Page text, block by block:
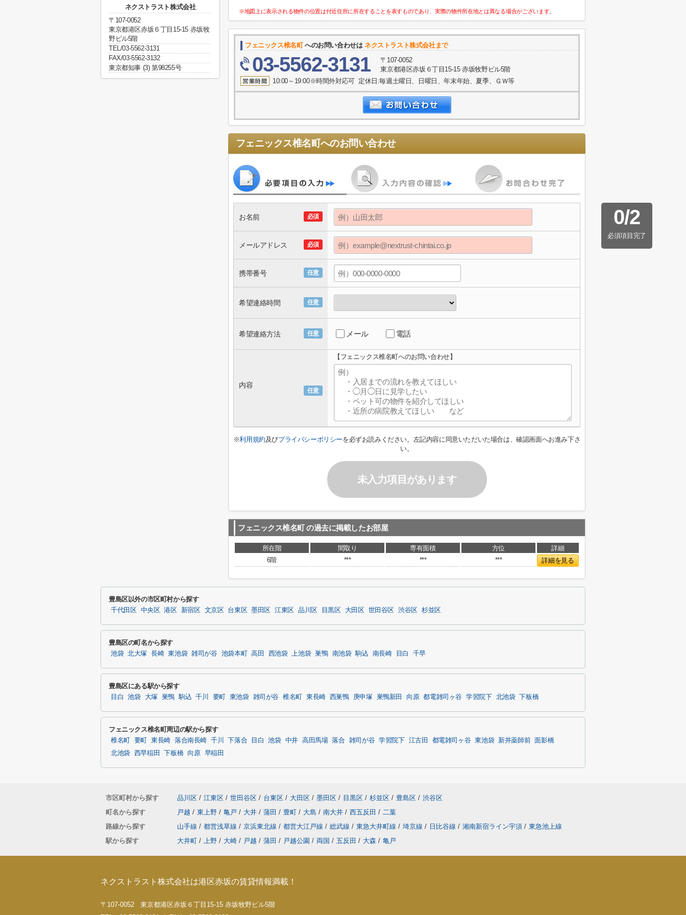
※地図上に表示される物件の位置は付近住所に所在することを表すものであり、実際の物件所在地とは異なる場合がございます。
フェニックス椎名町へのお問い合わせはネクストラスト株式会社まで
03-5562-3131
〒107-0052
東京都港区赤坂６丁目15-15 赤坂牧野ビル5階
10:00～19:00※時間外対応可 定休日:毎週土曜日、日曜日、年末年始、夏季、ＧＷ等
フェニックス椎名町へのお問い合わせ
0/2
必須項目完了
必須
お名前
必須
メールアドレス
任意
携帯番号
任意
希望連絡時間
任意
希望連絡方法 メール 電話
任意
内容
【フェニックス椎名町へのお問い合わせ】
※利用規約及びプライバシーポリシーを必ずお読みください。左記内容に同意いただいた場合は、確認画面へお進み下さ
い。
未入力項目があります
フェニックス椎名町の過去に掲載したお部屋
所在階 間取り 専有面積 方位
詳細
6階
*** *** *** 詳細を見る
ネクストラスト株式会社
〒107-0052
東京都港区赤坂６丁目15-15 赤坂牧
野ビル5階
TEL/03-5562-3131
FAX/03-5562-3132
東京都知事 (3) 第98255号
豊島区以外の市区町村から探す
千代田区 中央区 港区 新宿区 文京区 台東区 墨田区 江東区 品川区 目黒区 大田区 世田谷区 渋谷区 杉並区
豊島区の町名から探す
池袋 北大塚 長崎 東池袋 雑司が谷 池袋本町 高田 西池袋 上池袋 巣鴨 南池袋 駒込 南長崎 目白 千早
豊島区にある駅から探す
目白 池袋 大塚 巣鴨 駒込 千川 要町 東池袋 雑司が谷 椎名町 東長崎 西巣鴨 庚申塚 巣鴨新田 向原 都電雑司ヶ谷 学習院下 北池袋 下板橋
フェニックス椎名町周辺の駅から探す
椎名町 要町 東長崎 落合南長崎 千川 下落合 目白 池袋 中井 高田馬場 落合 雑司が谷 学習院下 江古田 都電雑司ヶ谷 東池袋 新井薬師前
面影橋
北池袋
西早稲田 下板橋 向原 早稲田
市区町村から探す 品川区 / 江東区 / 世田谷区 / 台東区 / 大田区 / 墨田区 / 目黒区 / 杉並区 / 豊島区 / 渋谷区
町名から探す
戸越 / 東上野 / 亀戸 / 大井 / 蒲田 / 豊町 / 大島 / 南大井 / 西五反田 / 二葉
路線から探す
山手線 / 都営浅草線 / 京浜東北線 / 都営大江戸線 / 総武線 / 東急大井町線 / 埼京線 / 日比谷線 / 湘南新宿ライン宇須 / 東急池上線
駅から探す
大井町 / 上野 / 大崎 / 戸越 / 蒲田 / 戸越公園 / 両国 / 五反田 / 大森 / 亀戸
ネクストラスト株式会社は港区赤坂の賃貸情報満載！
〒107-0052 東京都港区赤坂６丁目15-15 赤坂牧野ビル5階